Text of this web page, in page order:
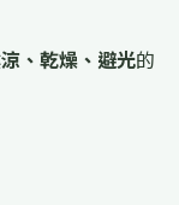
、乾燥、避光的